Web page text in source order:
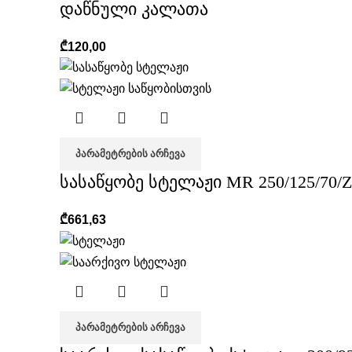
დაწნული კალათა
₾120,00
ᲞᲐᲠᲐᲛᲔᲢᲠᲔᲑᲘᲡ ᲐᲠᲩᲔᲕᲐ
სასაწყობე სტელაჟი MR 250/125/70/
₾661,63
ᲞᲐᲠᲐᲛᲔᲢᲠᲔᲑᲘᲡ ᲐᲠᲩᲔᲕᲐ